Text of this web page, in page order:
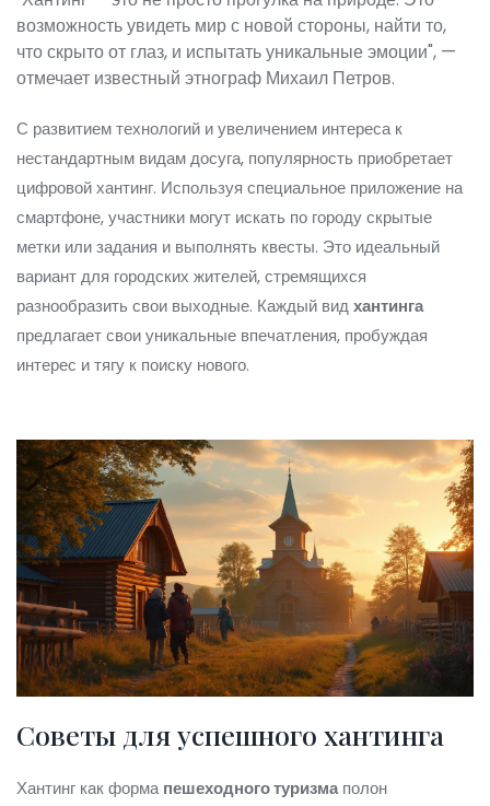
возможность увидеть мир с новой стороны, найти то,
что скрыто от глаз, и испытать уникальные эмоции", —
отмечает известный этнограф Михаил Петров.
С развитием технологий и увеличением интереса к
нестандартным видам досуга, популярность приобретает
цифровой хантинг. Используя специальное приложение на
смартфоне, участники могут искать по городу скрытые
метки или задания и выполнять квесты. Это идеальный
вариант для городских жителей, стремящихся
разнообразить свои выходные. Каждый видхантинга
предлагает свои уникальные впечатления, пробуждая
интерес и тягу к поиску нового.
Советы для успешного хантинга
Хантинг как формапешеходного туризмаполон